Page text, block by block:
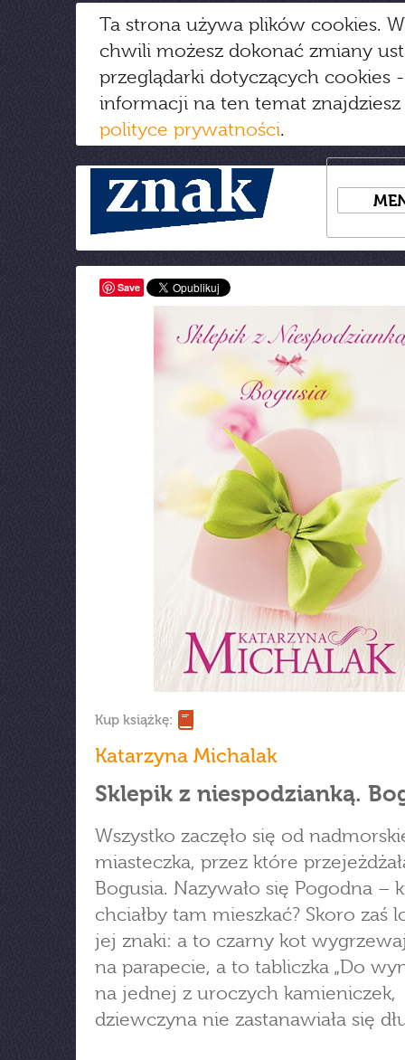
Ta strona używa plików cookies.
chwili możesz dokonać zmiany
przeglądarki dotyczących cookies
informacji na ten temat
polityce prywatności.
Save
Kup książkę:
Katarzyna Michalak
Sklepik z niespodzianką.
Wszystko zaczęło się od
miasteczka, przez które
Bogusia. Nazywało się Pogodna –
chciałby tam mieszkać? Skoro zaś
jej znaki: a to czarny kot
na parapecie, a to tabliczka „Do
na jednej z uroczych kamieniczek,
dziewczyna nie zastanawiała się